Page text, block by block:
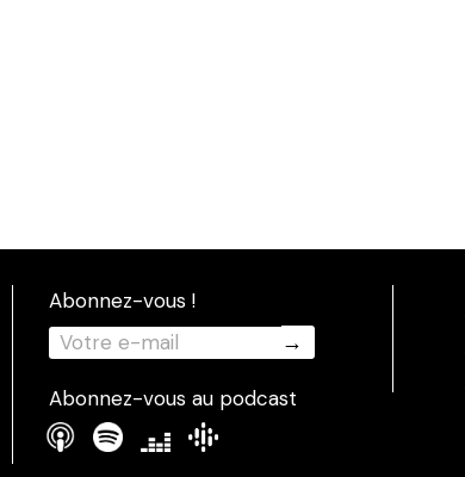
Abonnez-vous !
Abonnez-vous au podcast